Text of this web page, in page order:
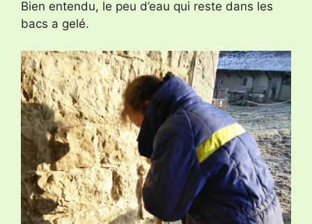
Bien entendu, le peu d’eau qui reste dans les
bacs a gelé.